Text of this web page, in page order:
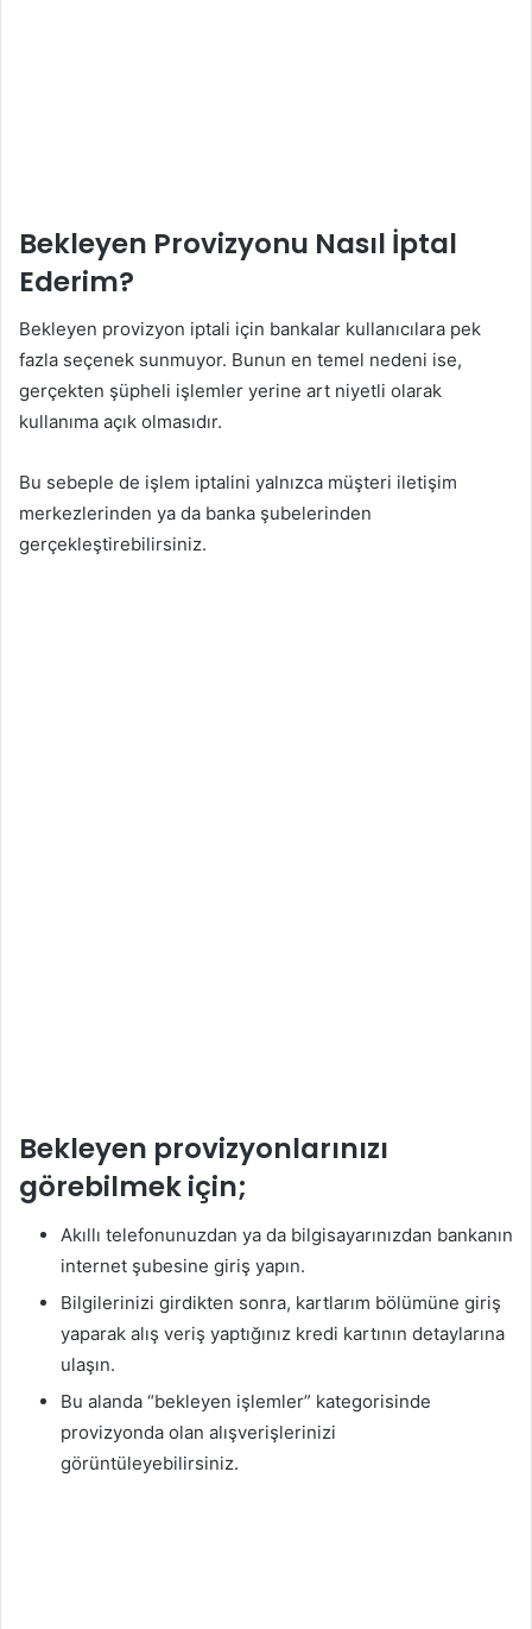
Bekleyen Provizyonu Nasıl İptal
Ederim?
Bekleyen provizyon iptali için bankalar kullanıcılara pek
fazla seçenek sunmuyor. Bunun en temel nedeni ise,
gerçekten şüpheli işlemler yerine art niyetli olarak
kullanıma açık olmasıdır.
Bu sebeple de işlem iptalini yalnızca müşteri iletişim
merkezlerinden ya da banka şubelerinden
gerçekleştirebilirsiniz.
Bekleyen provizyonlarınızı
görebilmek için;
Akıllı telefonunuzdan ya da bilgisayarınızdan bankanın
internet şubesine giriş yapın.
Bilgilerinizi girdikten sonra, kartlarım bölümüne giriş
yaparak alış veriş yaptığınız kredi kartının detaylarına
ulaşın.
Bu alanda “bekleyen işlemler” kategorisinde
provizyonda olan alışverişlerinizi
görüntüleyebilirsiniz.